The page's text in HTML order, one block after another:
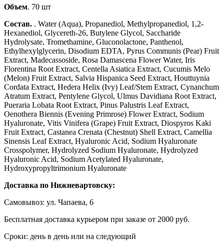
Объем. 70 шт
Состав. . Water (Aqua), Propanediol, Methylpropanediol, 1,2-
Hexanediol, Glycereth-26, Butylene Glycol, Saccharide
Hydrolysate, Tromethamine, Gluconolactone, Panthenol,
Ethylhexylglycerin, Disodium EDTA, Pyrus Communis (Pear) Fruit
Extract, Madecassoside, Rosa Damascena Flower Water, Iris
Florentina Root Extract, Centella Asiatica Extract, Cucumis Melo
(Melon) Fruit Extract, Salvia Hispanica Seed Extract, Houttuynia
Cordata Extract, Hedera Helix (Ivy) Leaf/Stem Extract, Cynanchum
Atratum Extract, Pentylene Glycol, Ulmus Davidiana Root Extract,
Pueraria Lobata Root Extract, Pinus Palustris Leaf Extract,
Oenothera Biennis (Evening Primrose) Flower Extract, Sodium
Hyaluronate, Vitis Vinifera (Grape) Fruit Extract, Diospyros Kaki
Fruit Extract, Castanea Crenata (Chestnut) Shell Extract, Camellia
Sinensis Leaf Extract, Hyaluronic Acid, Sodium Hyaluronate
Crosspolymer, Hydrolyzed Sodium Hyaluronate, Hydrolyzed
Hyaluronic Acid, Sodium Acetylated Hyaluronate,
Hydroxypropyltrimonium Hyaluronate
Доставка по Нижневартовску:
Самовывоз: ул. Чапаева, 6
Бесплатная доставка курьером при заказе от 2000 руб.
Сроки: день в день или на следующий